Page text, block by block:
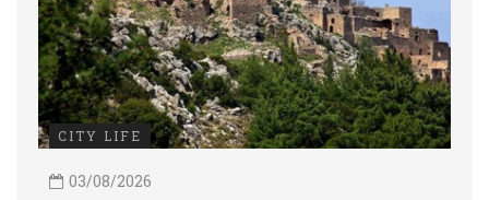
CITY LIFE
03/08/2026